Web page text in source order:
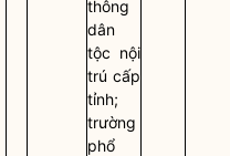
thông
dân
tộc nội
trú cấp
tỉnh;
trường
phổ